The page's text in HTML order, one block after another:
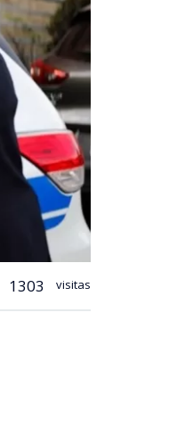
1303 visitas